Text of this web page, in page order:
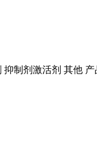
抑制剂激活剂 其他 产